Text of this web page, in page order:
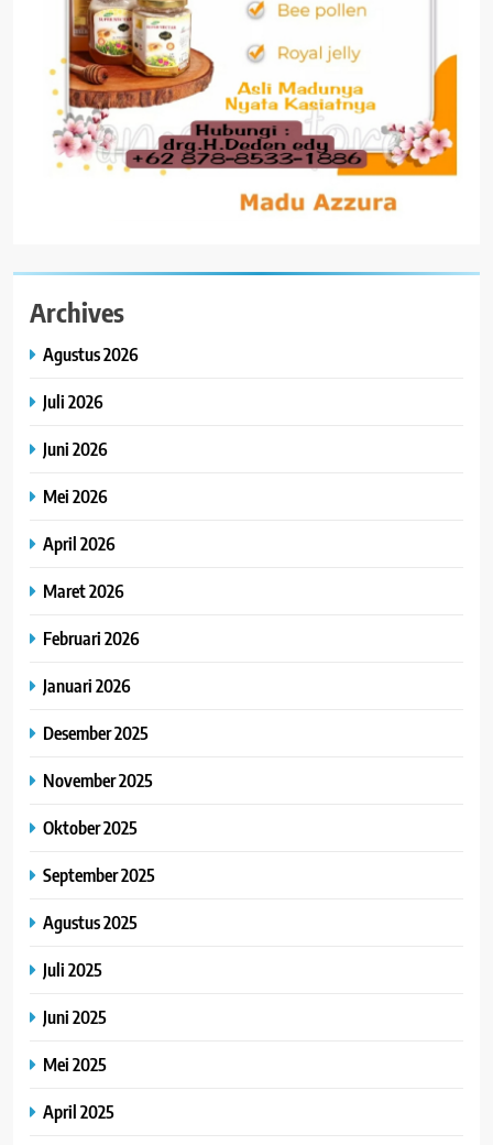
Archives
Agustus 2026
Juli 2026
Juni 2026
Mei 2026
April 2026
Maret 2026
Februari 2026
Januari 2026
Desember 2025
November 2025
Oktober 2025
September 2025
Agustus 2025
Juli 2025
Juni 2025
Mei 2025
April 2025